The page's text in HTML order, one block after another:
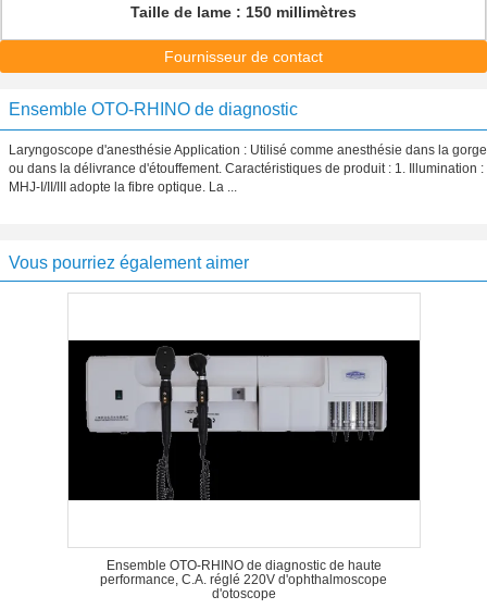
Taille de lame : 150 millimètres
Fournisseur de contact
Ensemble OTO-RHINO de diagnostic
Laryngoscope d'anesthésie Application : Utilisé comme anesthésie dans la gorge
ou dans la délivrance d'étouffement. Caractéristiques de produit : 1. Illumination :
MHJ-I/II/III adopte la fibre optique. La ...
Vous pourriez également aimer
Ensemble OTO-RHINO de diagnostic de haute
performance, C.A. réglé 220V d'ophthalmoscope
d'otoscope